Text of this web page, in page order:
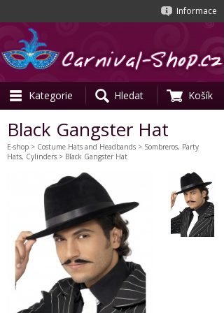
Informace
Kategorie Hledat Košík
Black Gangster Hat
E-shop > Costume Hats and Headbands > Sombreros, Party
Hats, Cylinders > Black Gangster Hat